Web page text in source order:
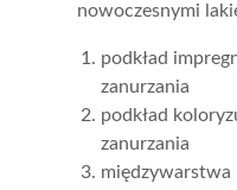
nowoczesnymi
podkład
zanurzania
podkład
zanurzania
międzywarstwa